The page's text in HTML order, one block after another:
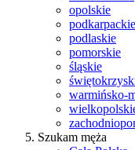
opolskie
podkarpackie
podlaskie
pomorskie
śląskie
warmińsko-
Szukam męża